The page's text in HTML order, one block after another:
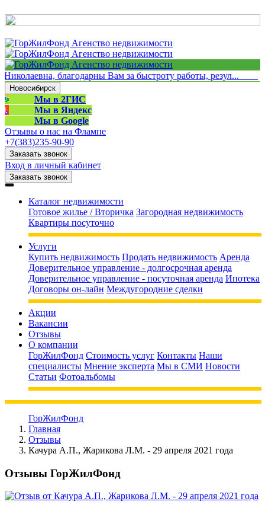
благодарны Вам за быстроту работы, резул...
Новосибирск
Мы в 2ГИС
Мы в Яндекс
Мы в Google
Отзывы о нас на Флампе
+7(383)235-90-90
Заказать звонок
Вход в личный кабинет
Заказать звонок
Каталог недвижимости
Готовое жилье / Вторичка Загородная недвижимость
Квартиры посуточно
Услуги
Купить недвижимость Продать недвижимость Аренда
Доверительное управление - долгосрочная аренда
Доверительное управление - посуточная аренда Ипотека
Договоры он-лайн Междугородние сделки
Акции
Вакансии
Отзывы
О компании
ГорЖилФонд Стоимость услуг Контакты Наши
специалисты Мнение эксперта Мы в СМИ Новости
Статьи Фотоальбомы
ГорЖилФонд
Главная
Отзывы
Качура А.П., Жарикова Л.М. - 29 апреля 2021 года
Отзывы ГорЖилФонд